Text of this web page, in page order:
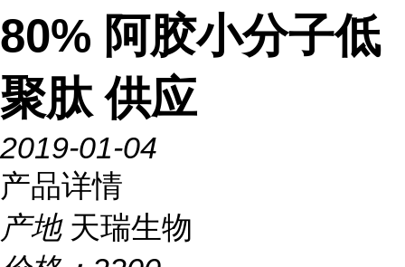
80% 阿胶小分子低
聚肽 供应
2019-01-04
产品详情
产地 天瑞生物